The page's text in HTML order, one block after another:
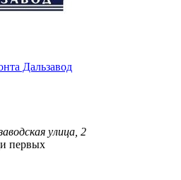
Дальзавод
улица, 2
первых